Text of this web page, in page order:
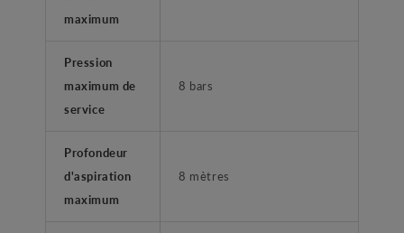
maximum
Pression
maximum de
service
8 bars
Profondeur
d'aspiration
maximum
8 mètres